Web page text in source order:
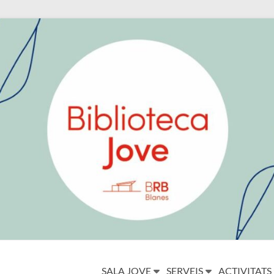
SALA JOVE SERVEIS ACTIVITATS